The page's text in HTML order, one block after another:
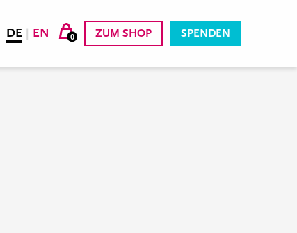
DE EN 0 ZUM SHOP SPENDEN